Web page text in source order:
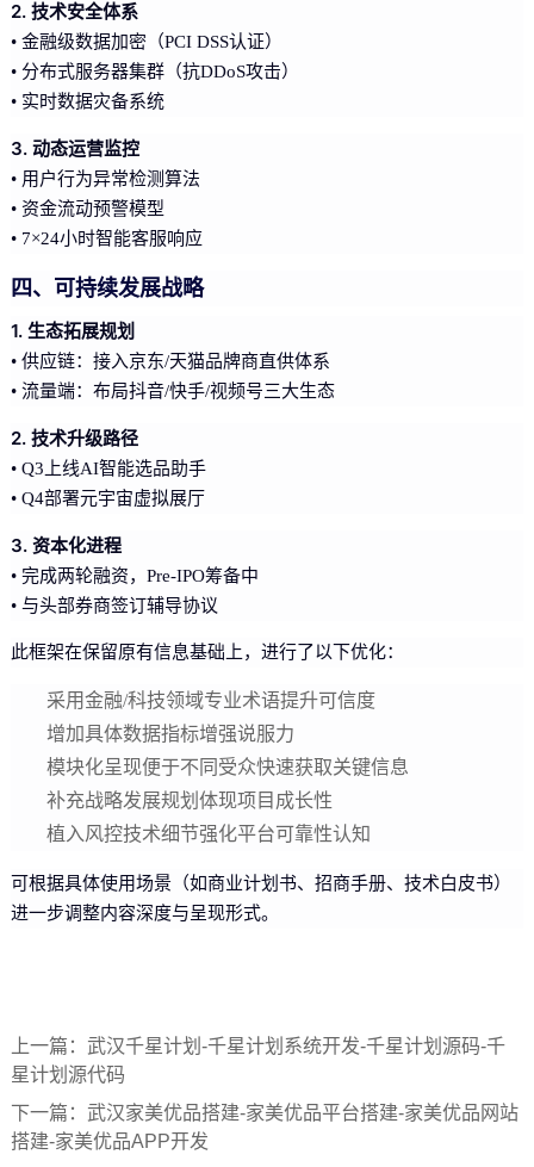
2. 技术安全体系
• 金融级数据加密（PCI DSS认证）
• 分布式服务器集群（抗DDoS攻击）
• 实时数据灾备系统
3. 动态运营监控
• 用户行为异常检测算法
• 资金流动预警模型
• 7×24小时智能客服响应
四、可持续发展战略
1. 生态拓展规划
• 供应链：接入京东/天猫品牌商直供体系
• 流量端：布局抖音/快手/视频号三大生态
2. 技术升级路径
• Q3上线AI智能选品助手
• Q4部署元宇宙虚拟展厅
3. 资本化进程
• 完成两轮融资，Pre-IPO筹备中
• 与头部券商签订辅导协议
此框架在保留原有信息基础上，进行了以下优化：
采用金融/科技领域专业术语提升可信度
增加具体数据指标增强说服力
模块化呈现便于不同受众快速获取关键信息
补充战略发展规划体现项目成长性
植入风控技术细节强化平台可靠性认知
可根据具体使用场景（如商业计划书、招商手册、技术白皮书）
进一步调整内容深度与呈现形式。
上一篇： 武汉千星计划-千星计划系统开发-千星计划源码-千
星计划源代码
下一篇： 武汉家美优品搭建-家美优品平台搭建-家美优品网站
搭建-家美优品APP开发